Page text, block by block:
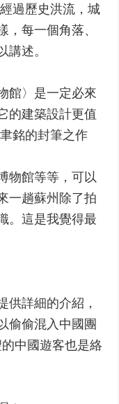
過歷史洪流，城
，每一個角落、
講述。
館〉是一定必來
的建築設計更值
銘的封筆之作
物館等等，可以
一趟蘇州除了拍
。這是我覺得最
供詳細的介紹，
偷偷混入中國團
中國遊客也是絡